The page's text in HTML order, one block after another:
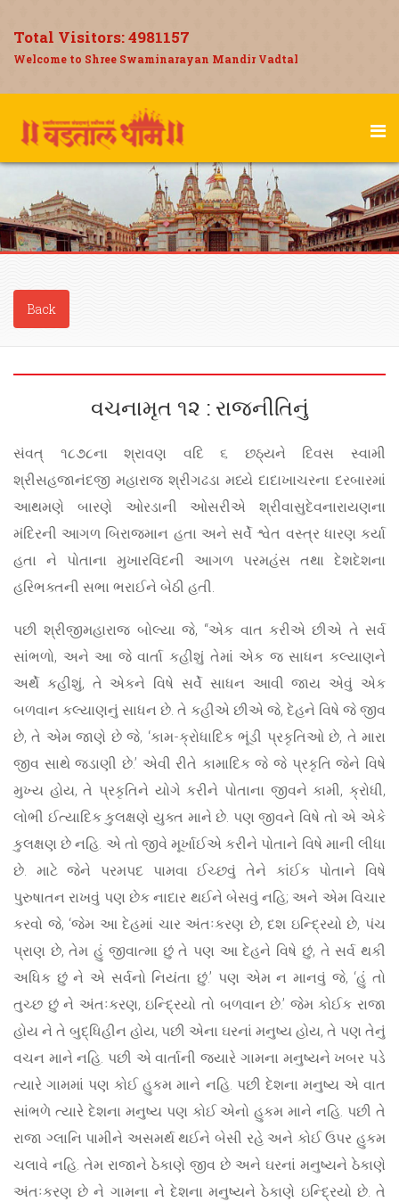
Total Visitors:4981157
Welcome to Shree Swaminarayan Mandir Vadtal
Back
વચનામૃત ૧૨ : રાજનીતિનું
સંવત્ ૧૮૭૮ના શ્રાવણ વદિ ૬ છઠ્યને દિવસ સ્વામી
શ્રીસહજાનંદજી મહારાજ શ્રીગઢડા મધ્યે દાદાખાચરના દરબારમાં
આથમણે બારણે ઓરડાની ઓસરીએ શ્રીવાસુદેવનારાયણના
મંદિરની આગળ બિરાજમાન હતા અને સર્વે શ્વેત વસ્ત્ર ધારણ કર્યા
હતા ને પોતાના મુખારવિંદની આગળ પરમહંસ તથા દેશદેશના
હરિભક્તની સભા ભરાઈને બેઠી હતી.
પછી શ્રીજીમહારાજ બોલ્યા જે, “એક વાત કરીએ છીએ તે સર્વ
સાંભળો, અને આ જે વાર્તા કહીશું તેમાં એક જ સાધન કલ્યાણને
અર્થે કહીશું, તે એકને વિષે સર્વે સાધન આવી જાય એવું એક
બળવાન કલ્યાણનું સાધન છે. તે કહીએ છીએ જે, દેહને વિષે જે જીવ
છે, તે એમ જાણે છે જે, ‘કામ-ક્રોધાદિક ભૂંડી પ્રકૃતિઓ છે, તે મારા
જીવ સાથે જડાણી છે.’ એવી રીતે કામાદિક જે જે પ્રકૃતિ જેને વિષે
મુખ્ય હોય, તે પ્રકૃતિને યોગે કરીને પોતાના જીવને કામી, ક્રોધી,
લોભી ઈત્યાદિક કુલક્ષણે યુક્ત માને છે. પણ જીવને વિષે તો એ એકે
કુલક્ષણ છે નહિ. એ તો જીવે મૂર્ખાઈએ કરીને પોતાને વિષે માની લીધા
છે. માટે જેને પરમપદ પામવા ઈચ્છવું તેને કાંઈક પોતાને વિષે
પુરુષાતન રાખવું પણ છેક નાદાર થઈને બેસવું નહિ; અને એમ વિચાર
કરવો જે, ‘જેમ આ દેહમાં ચાર અંતઃકરણ છે, દશ ઇન્દ્રિયો છે, પંચ
પ્રાણ છે, તેમ હું જીવાત્મા છું તે પણ આ દેહને વિષે છું, તે સર્વ થકી
અધિક છું ને એ સર્વનો નિયંતા છું.’ પણ એમ ન માનવું જે, ‘હું તો
તુચ્છ છું ને અંતઃકરણ, ઇન્દ્રિયો તો બળવાન છે.’ જેમ કોઈક રાજા
હોય ને તે બુદ્ધિહીન હોય, પછી એના ઘરનાં મનુષ્ય હોય, તે પણ તેનું
વચન માને નહિ. પછી એ વાર્તાની જ્યારે ગામના મનુષ્યને ખબર પડે
ત્યારે ગામમાં પણ કોઈ હુકમ માને નહિ. પછી દેશના મનુષ્ય એ વાત
સાંભળે ત્યારે દેશના મનુષ્ય પણ કોઈ એનો હુકમ માને નહિ. પછી તે
રાજા ગ્લાનિ પામીને અસમર્થ થઈને બેસી રહે અને કોઈ ઉપર હુકમ
ચલાવે નહિ. તેમ રાજાને ઠેકાણે જીવ છે અને ઘરનાં મનુષ્યને ઠેકાણે
અંતઃકરણ છે ને ગામના ને દેશના મનુષ્યને ઠેકાણે ઇન્દ્રિયો છે. તે